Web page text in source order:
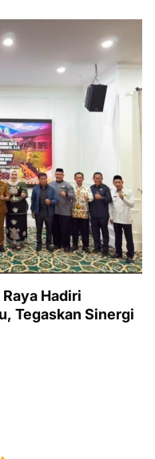
Hadiri
Tegaskan Sinergi